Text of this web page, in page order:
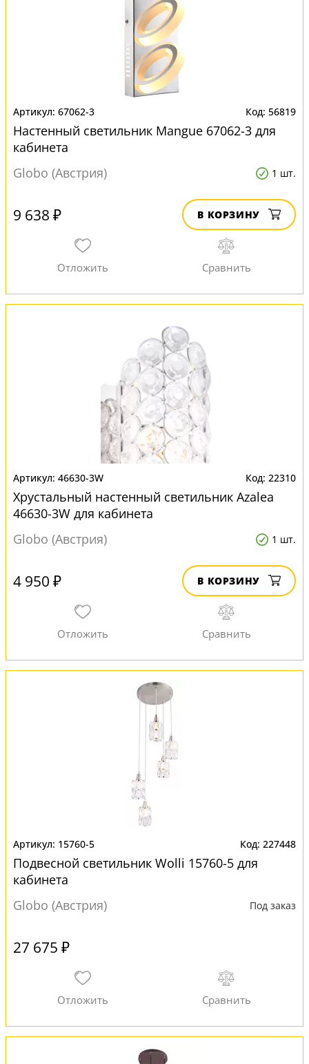
67062-3 56819
Настенный светильник Mangue 67062-3 для
кабинета
Globo (Австрия)
1 шт.
9 638 ₽ В КОРЗИНУ
46630-3W 22310
Хрустальный настенный светильник Azalea
46630-3W для кабинета
Globo (Австрия)
1 шт.
4 950 ₽ В КОРЗИНУ
15760-5 227448
Подвесной светильник Wolli 15760-5 для
кабинета
Globo (Австрия)
Под заказ
27 675 ₽